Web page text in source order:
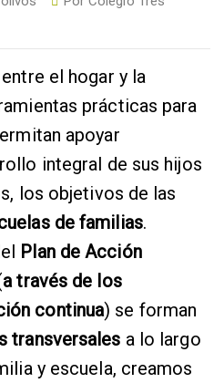
el hogar y la
prácticas para
apoyar
integral de sus hijos
los objetivos de las
de familias.
Plan de Acción
a través de los
continua) se forman
transversales a lo largo
y escuela, creamos